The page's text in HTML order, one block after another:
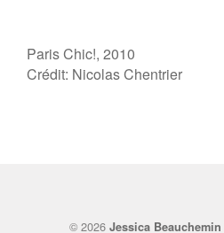
Paris Chic!, 2010
Crédit: Nicolas Chentrier
© 2026 Jessica Beauchemin